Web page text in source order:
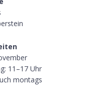
11–17 Uhr
montags